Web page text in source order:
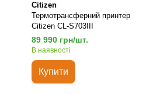
Citizen
Термотрансферний принтер
Citizen CL-S703III
89 990 грн/шт.
В наявності
Купити